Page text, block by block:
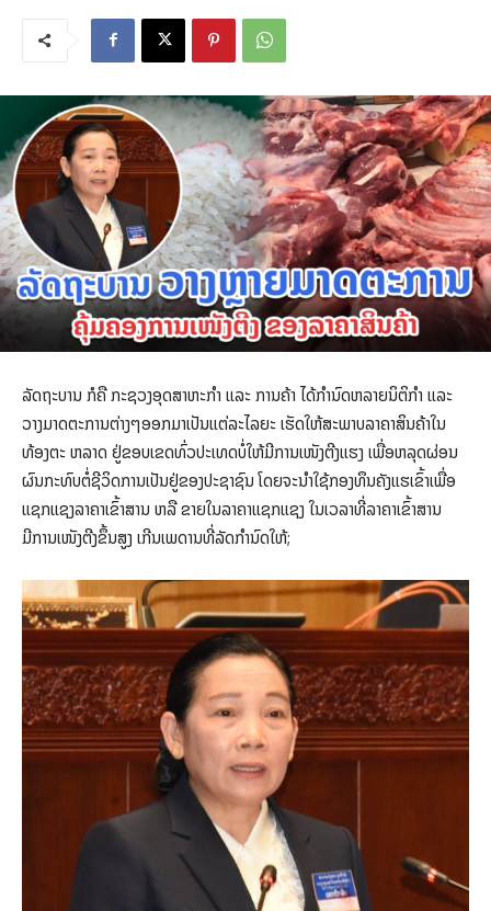
ລັດຖະບານ ກໍຄື ກະຊວງອຸດສາຫະກຳ ແລະ ການຄ້າ ໄດ້ກໍານົດຫລາຍນິຕິກໍາ ແລະ
ວາງມາດຕະການຕ່າງໆອອກມາເປັນແຕ່ລະໄລຍະ ເຮັດໃຫ້ສະພາບລາຄາສິນຄ້າໃນ
ທ້ອງຕະ ຫລາດ ຢູ່ຂອບເຂດທົ່ວປະເທດບໍ່ໃຫ້ມີການເໜັງຕີງແຮງ ເພື່ອຫລຸດຜ່ອນ
ຜົນກະທົບຕໍ່ຊີວິດການເປັນຢູ່ຂອງປະຊາຊົນ ໂດຍຈະນຳໃຊ້ກອງທຶນຄັງແຮເຂົ້າເພື່ອ
ແຊກແຊງລາຄາເຂົ້າສານ ຫລື ຂາຍໃນລາຄາແຊກແຊງ ໃນເວລາທີ່ລາຄາເຂົ້າສານ
ມີການເໜັງຕີງຂຶ້ນສູງ ເກີນເພດານທີ່ລັດກໍານົດໃຫ້;